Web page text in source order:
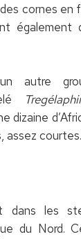
cornes en
également
autre
dizaine
assez courtes.
les
du Nord.